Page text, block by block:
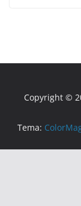
Copyright ©
Tema: